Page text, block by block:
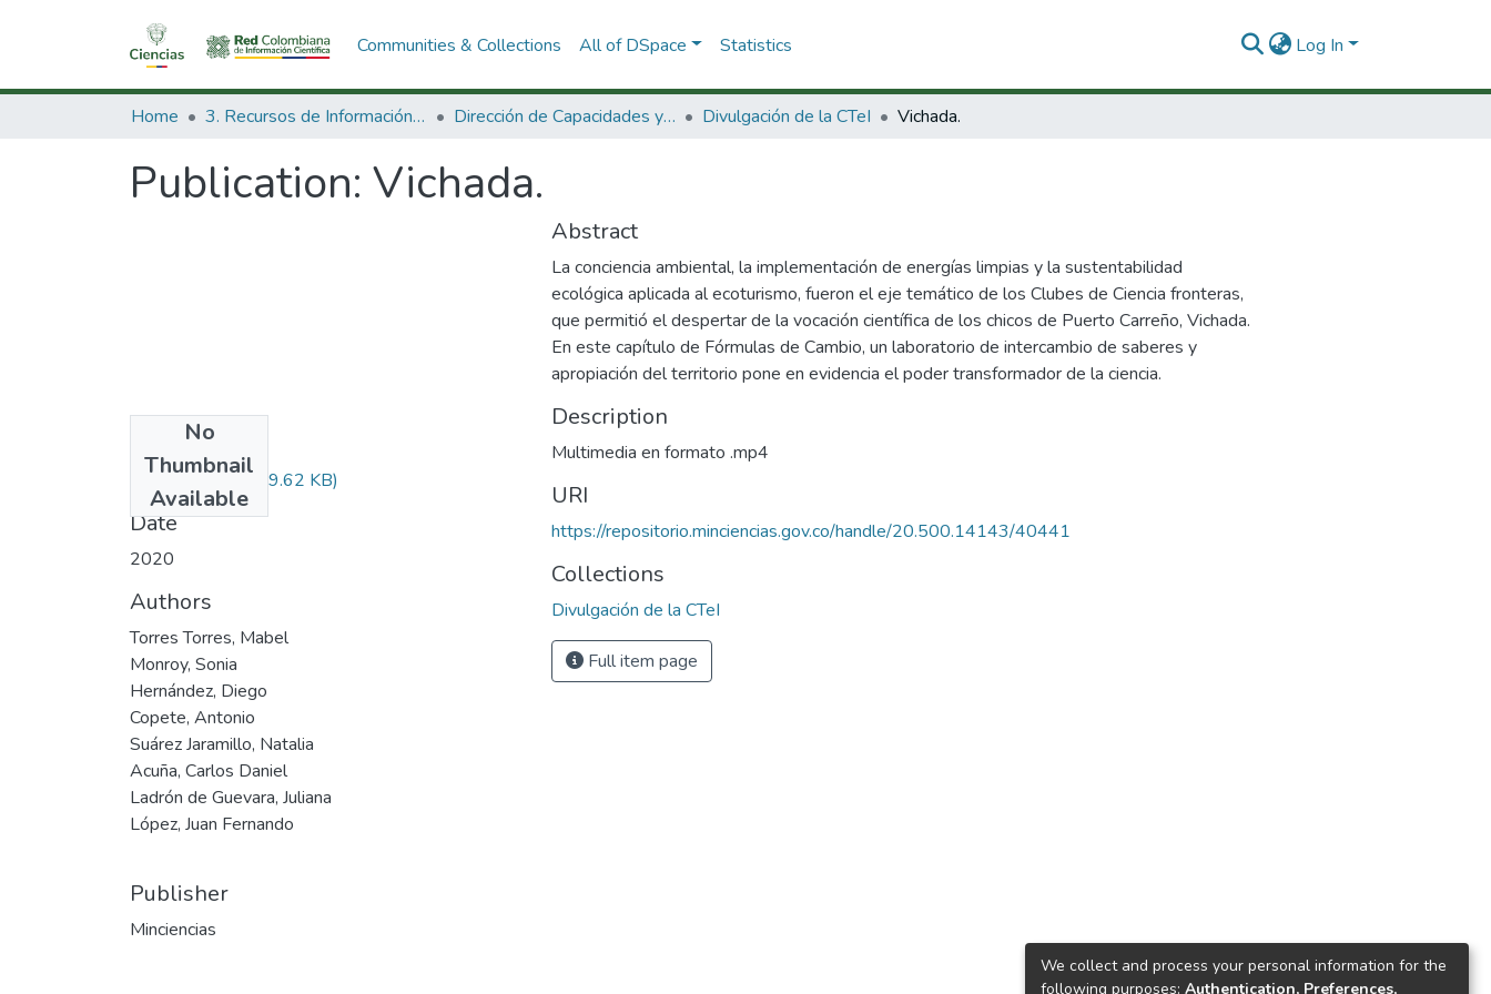
Communities & Collections All of DSpace Statistics Log In
Home 3. Recursos de Información Científica y Tecnológica Dirección de Capacidades y Divulgación de la CTeI Divulgación de la CTeI Vichada.
Publication: Vichada.
No
Thumbnail
Available
Audiovisual.pdf(29.62 KB)
Date
2020
Authors
Torres Torres, Mabel
Monroy, Sonia
Hernández, Diego
Copete, Antonio
Suárez Jaramillo, Natalia
Acuña, Carlos Daniel
Ladrón de Guevara, Juliana
López, Juan Fernando
Publisher
Minciencias
Abstract
La conciencia ambiental, la implementación de energías limpias y la sustentabilidad
ecológica aplicada al ecoturismo, fueron el eje temático de los Clubes de Ciencia fronteras,
que permitió el despertar de la vocación científica de los chicos de Puerto Carreño, Vichada.
En este capítulo de Fórmulas de Cambio, un laboratorio de intercambio de saberes y
apropiación del territorio pone en evidencia el poder transformador de la ciencia.
Description
Multimedia en formato .mp4
URI
https://repositorio.minciencias.gov.co/handle/20.500.14143/40441
Collections
Divulgación de la CTeI
Full item page
We collect and process your personal information for the
following purposes: Authentication, Preferences,